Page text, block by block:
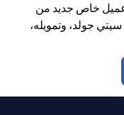
التي قد تتسبب في
العملة المحلية
للأشخاص الأمريكيين.
والخزينة لشروط وأحكام
أنه يقع على عاتقه
للوقوف على التبعات
عميل خاص جديد من
جولد، وتمويله،